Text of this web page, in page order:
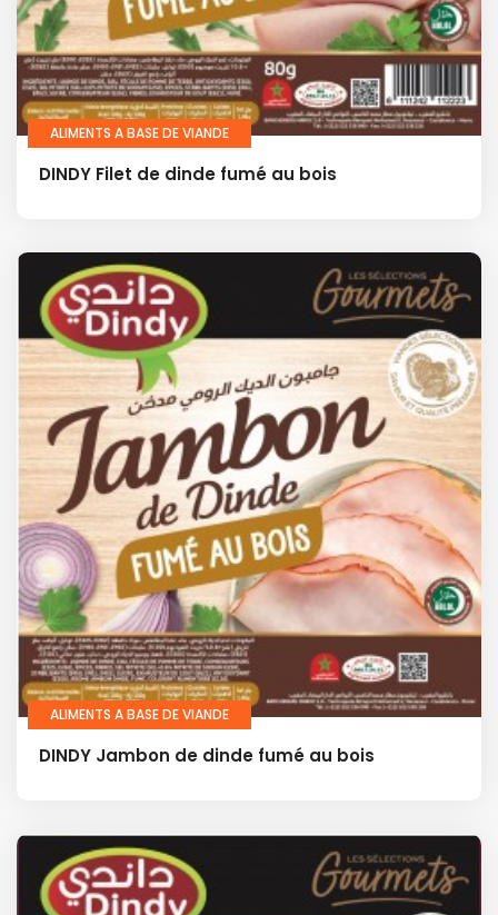
ALIMENTS A BASE DE VIANDE
DINDY Filet de dinde fumé au bois
ALIMENTS A BASE DE VIANDE
DINDY Jambon de dinde fumé au bois